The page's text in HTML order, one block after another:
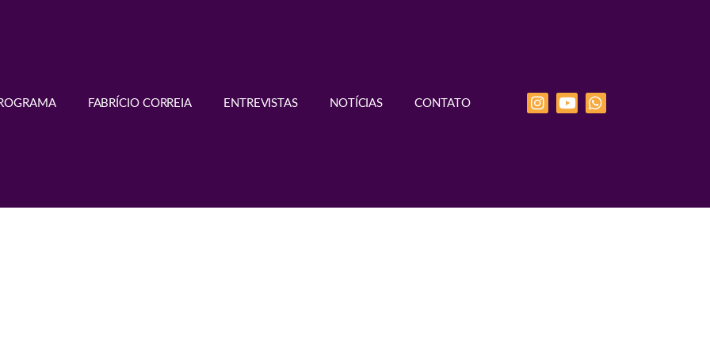
FABRÍCIO CORREIA ENTREVISTAS NOTÍCIAS CONTATO